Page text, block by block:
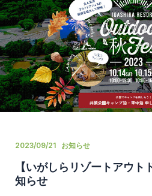
2023/09/21 お知らせ
【いがしらリゾートアウ
知らせ